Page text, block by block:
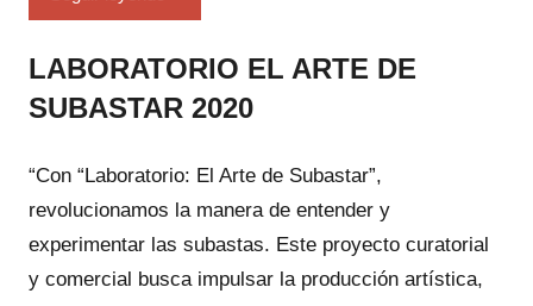
LABORATORIO EL ARTE DE
SUBASTAR 2020
“Con “Laboratorio: El Arte de Subastar”,
revolucionamos la manera de entender y
experimentar las subastas. Este proyecto curatorial
y comercial busca impulsar la producción artística,